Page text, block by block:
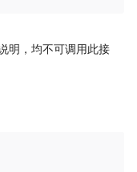
明，均不可调用此接